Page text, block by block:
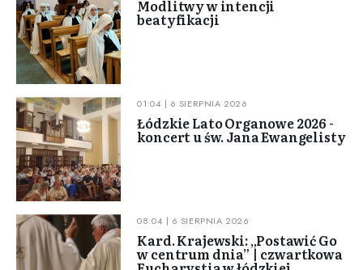
Modlitwy w intencji
beatyfikacji
01:04 | 6 SIERPNIA 2026
Łódzkie Lato Organowe 2026 -
koncert u św. Jana Ewangelisty
08:04 | 6 SIERPNIA 2026
Kard. Krajewski: „Postawić Go
w centrum dnia” | czwartkowa